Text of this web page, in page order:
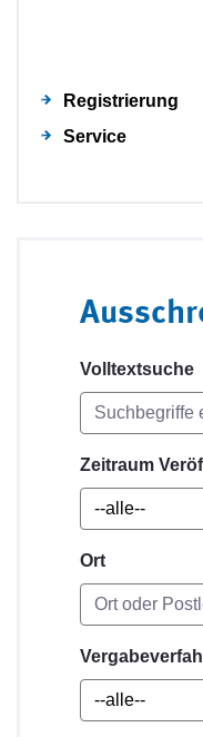
Registrierung
Service
Volltextsuche
Zeitraum
Ort